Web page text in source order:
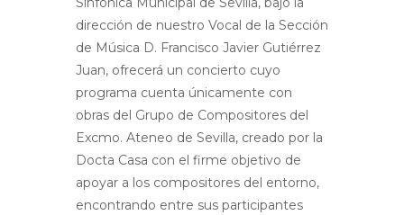
dirección de nuestro Vocal de la Sección
de Música D. Francisco Javier Gutiérrez
Juan, ofrecerá un concierto cuyo
programa cuenta únicamente con
obras del Grupo de Compositores del
Excmo. Ateneo de Sevilla, creado por la
Docta Casa con el firme objetivo de
apoyar a los compositores del entorno,
encontrando entre sus participantes